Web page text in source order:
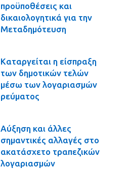
προϋποθέσεις και
δικαιολογητικά για την
Μεταδημότευση
Καταργείται η είσπραξη
των δημοτικών τελών
μέσω των λογαριασμών
ρεύματος
Αύξηση και άλλες
σημαντικές αλλαγές στο
ακατάσχετο τραπεζικών
λογαριασμών